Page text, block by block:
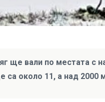
ще вали по местата с
около 11, а над 2000